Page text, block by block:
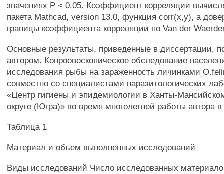
значениях Р < 0,05. Коэффициент корреляции
пакета Mathcad, version 13.0, функция corr(x,y), а
границы коэффициента корреляции по Van der
Основные результаты, приведенные в диссертации,
автором. Копроовоскопическое обследование
исследования рыбы на зараженность личинками
совместно со специалистами паразитологических
«Центр гигиены и эпидемиологии в Ханты-
округе (Югра)» во время многолетней работы автора в
Таблица 1
Материал и объем выполненных исследований
Виды исследований Число исследованных